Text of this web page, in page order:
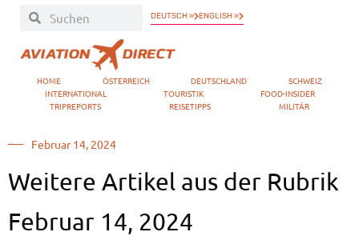
DEUTSCH » ENGLISH »
HOME ÖSTERREICH DEUTSCHLAND
SCHWEIZ
INTERNATIONAL
TOURISTIK
FOOD-INSIDER
TRIPREPORTS
REISETIPPS MILITÄR
Februar 14, 2024
Weitere Artikel aus der Rubrik
Februar 14, 2024